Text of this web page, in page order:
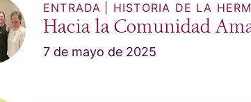
ENTRADA HISTORIA DE LA
Hacia la Comunidad
7 de mayo de 2025